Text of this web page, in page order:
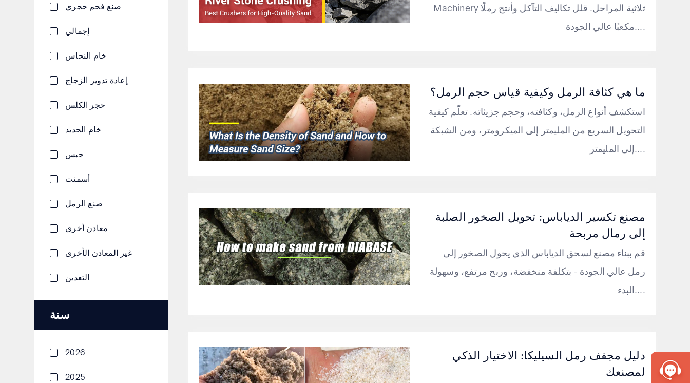
صنع فحم حجري
إجمالي
خام النحاس
إعادة تدوير الزجاج
حجر الكلس
خام الحديد
جبس
أسمنت
صنع الرمل
معادن أخرى
غير المعادن الأخرى
التعدين
سنة
2026
2025
Machinery ثلاثية المراحل. قلل تكاليف التآكل وأنتج رملًا
مكعبًا عالي الجودة....
ما هي كثافة الرمل وكيفية قياس حجم الرمل؟
استكشف أنواع الرمل، وكثافته، وحجم جزيئاته. تعلّم كيفية
التحويل السريع من المليمتر إلى الميكرومتر، ومن الشبكة
إلى المليمتر....
مصنع تكسير الدياباس: تحويل الصخور الصلبة
إلى رمال مربحة
قم ببناء مصنع لسحق الدياباس الذي يحول الصخور إلى
رمل عالي الجودة - بتكلفة منخفضة، وربح مرتفع، وسهولة
البدء....
دليل مجفف رمل السيليكا: الاختيار الذكي
لمصنعك